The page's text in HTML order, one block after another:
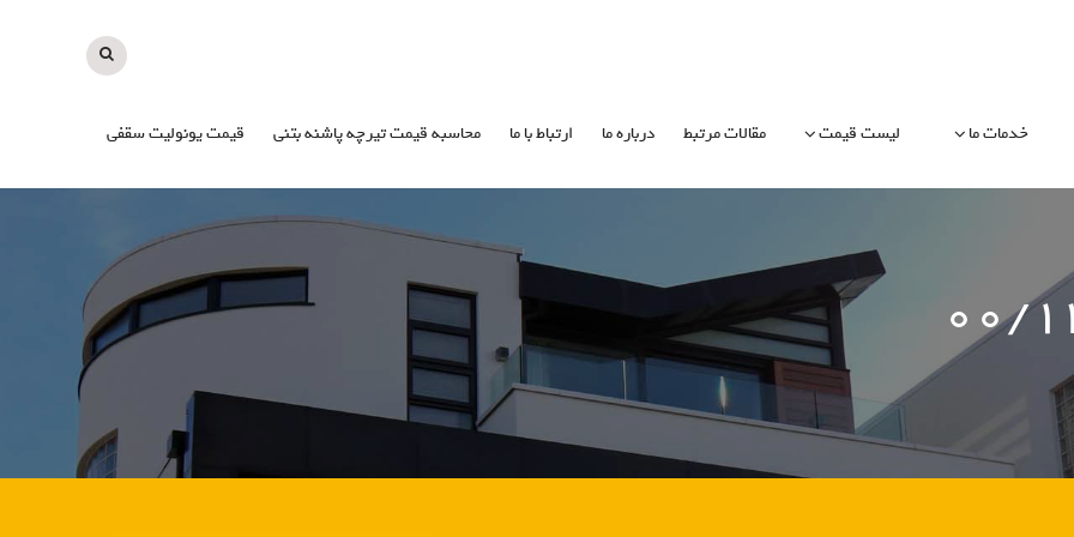
خدمات ما لیست قیمت مقالات مرتبط درباره ما ارتباط با ما محاسبه قیمت تیرچه پاشنه بتنی قیمت یونولیت سقفی